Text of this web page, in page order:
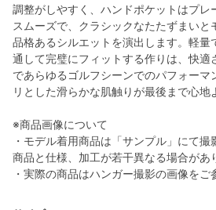
調整がしやすく、ハンドポケットはプレ
スムーズで、クラシックなたたずまいと
品格あるシルエットを演出します。軽量
通して完璧にフィットする作りは、快適
であらゆるゴルフシーンでのパフォーマ
リとした滑らかな肌触りが最後まで心地
※商品画像について
・モデル着用商品は「サンプル」にて
商品と仕様、加工が若干異なる場合があ
・実際の商品はハンガー撮影の画像をご